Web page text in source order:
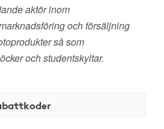
aktör inom
och försäljning
så som
och studentskyltar.